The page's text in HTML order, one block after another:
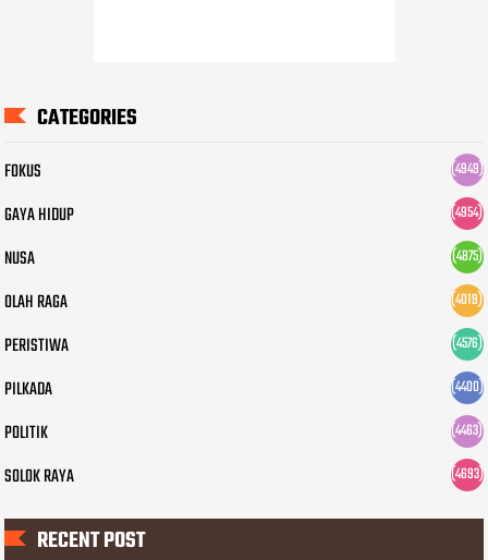
CATEGORIES
FOKUS (4949)
GAYA HIDUP (4954)
NUSA (4875)
OLAH RAGA (4019)
PERISTIWA (4576)
PILKADA (4400)
POLITIK (4463)
SOLOK RAYA (4693)
RECENT POST